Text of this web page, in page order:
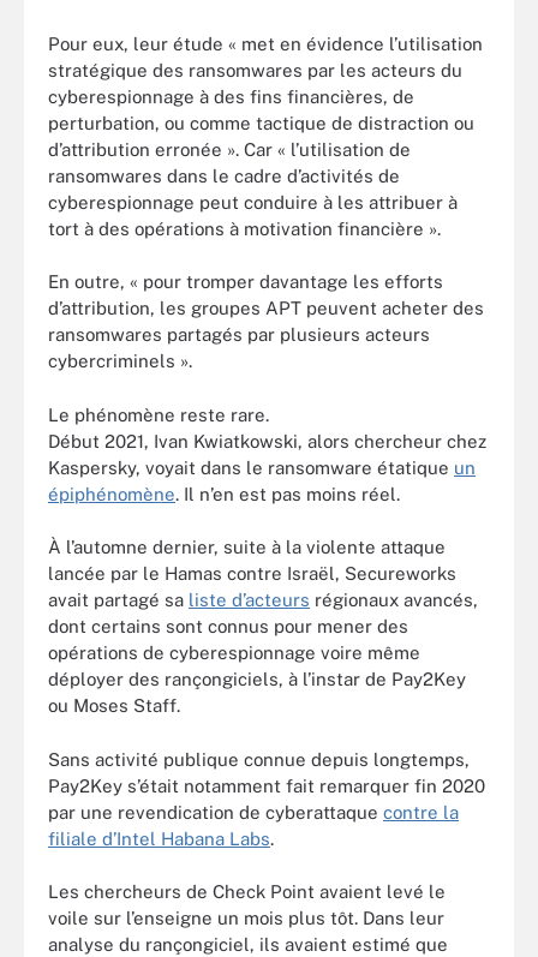
Pour eux, leur étude « met en évidence l’utilisation
stratégique des ransomwares par les acteurs du
cyberespionnage à des fins financières, de
perturbation, ou comme tactique de distraction ou
d’attribution erronée ». Car « l’utilisation de
ransomwares dans le cadre d’activités de
cyberespionnage peut conduire à les attribuer à
tort à des opérations à motivation financière ».
En outre, « pour tromper davantage les efforts
d’attribution, les groupes APT peuvent acheter des
ransomwares partagés par plusieurs acteurs
cybercriminels ».
Le phénomène reste rare.
Début 2021, Ivan Kwiatkowski, alors chercheur chez
Kaspersky, voyait dans le ransomware étatique un
épiphénomène. Il n’en est pas moins réel.
À l’automne dernier, suite à la violente attaque
lancée par le Hamas contre Israël, Secureworks
avait partagé sa liste d’acteurs régionaux avancés,
dont certains sont connus pour mener des
opérations de cyberespionnage voire même
déployer des rançongiciels, à l’instar de Pay2Key
ou Moses Staff.
Sans activité publique connue depuis longtemps,
Pay2Key s’était notamment fait remarquer fin 2020
par une revendication de cyberattaque contre la
filiale d’Intel Habana Labs.
Les chercheurs de Check Point avaient levé le
voile sur l’enseigne un mois plus tôt. Dans leur
analyse du rançongiciel, ils avaient estimé que